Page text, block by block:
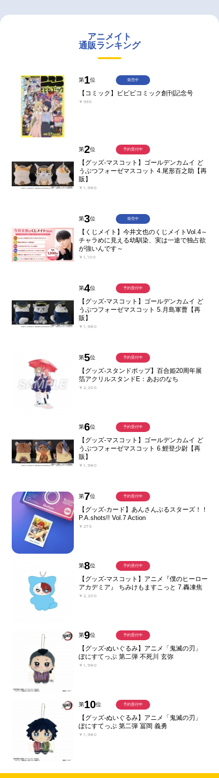
アニメイト
通販ランキング
第1位
【コミック】ビビビコミック創刊記念号
￥935
発売中
第2位
【グッズ-マスコット】ゴールデンカムイ ど
うぶつフォーゼマスコット 4.尾形百之助【再
販】
￥1,980
予約受付中
第3位
【くじメイト】今井文也のくじメイトVol.4～
チャラめに見える幼馴染、実は一途で独占欲
が強いんです～
￥1,100
発売中
第4位
【グッズ-マスコット】ゴールデンカムイ ど
うぶつフォーゼマスコット 5.月島軍曹【再
販】
￥1,980
予約受付中
第5位
【グッズ-スタンドポップ】百合姫20周年展
箔アクリルスタンドE：あおのなち
￥2,200
予約受付中
第6位
【グッズ-マスコット】ゴールデンカムイ ど
うぶつフォーゼマスコット 6.鯉登少尉【再
販】
￥1,980
予約受付中
第7位
【グッズ-カード】あんさんぶるスターズ！！
P.A.shots!! Vol.7 Action
￥275
予約受付中
第8位
【グッズ-マスコット】アニメ『僕のヒーロー
アカデミア』 ちみけもますこっと 7.轟凍焦
￥2,200
予約受付中
第9位
【グッズ-ぬいぐるみ】アニメ「鬼滅の刃」
ぽにすてっぷ 第二弾 不死川 玄弥
￥1,980
予約受付中
第10位
【グッズ-ぬいぐるみ】アニメ「鬼滅の刃」
ぽにすてっぷ 第二弾 冨岡 義勇
￥1,980
予約受付中